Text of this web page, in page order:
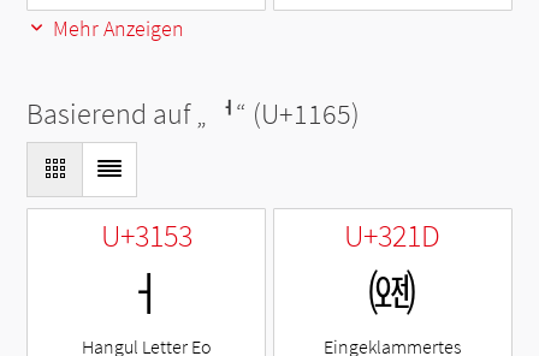
Mehr Anzeigen
Basierend auf „ ᅥ“ (U+1165)
U+3153
ㅓ
Hangul Letter Eo
U+321D
㈝
Eingeklammertes